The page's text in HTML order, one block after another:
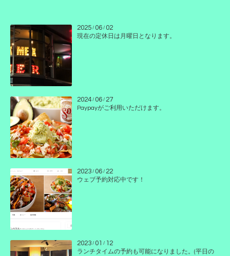
2025 / 06 / 02
現在の定休日は月曜日となります。
2024 / 06 / 27
Paypayがご利用いただけます。
2023 / 06 / 22
ウェブ予約対応中です！
2023 / 01 / 12
ランチタイムの予約も可能になりました。(平日の